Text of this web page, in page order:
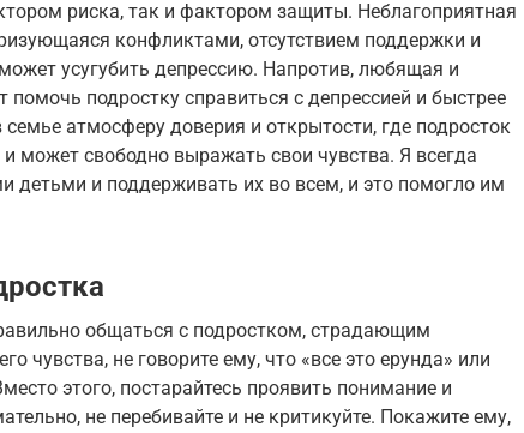
риска, так и фактором защиты. Неблагоприятная
конфликтами, отсутствием поддержки и
усугубить депрессию. Напротив, любящая и
подростку справиться с депрессией и быстрее
атмосферу доверия и открытости, где подросток
и может свободно выражать свои чувства. Я всегда
детьми и поддерживать их во всем, и это помогло им
общаться с подростком, страдающим
чувства, не говорите ему, что «все это ерунда» или
этого, постарайтесь проявить понимание и
не перебивайте и не критикуйте. Покажите ему,